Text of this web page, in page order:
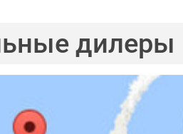
дилеры